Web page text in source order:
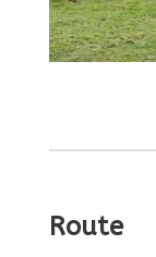
Route